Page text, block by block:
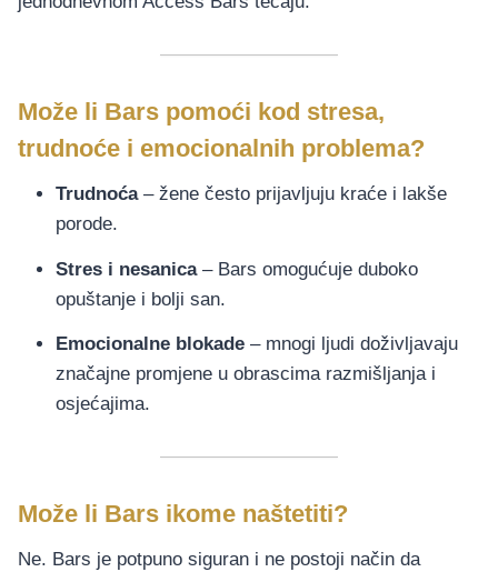
Može li Bars pomoći kod stresa,
trudnoće i emocionalnih problema?
Trudnoća– žene često prijavljuju kraće i lakše
porode.
Stres i nesanica– Bars omogućuje duboko
opuštanje i bolji san.
Emocionalne blokade – mnogi ljudi doživljavaju
značajne promjene u obrascima razmišljanja i
osjećajima.
Može li Bars ikome naštetiti?
Ne. Bars je potpuno siguran i ne postoji način da